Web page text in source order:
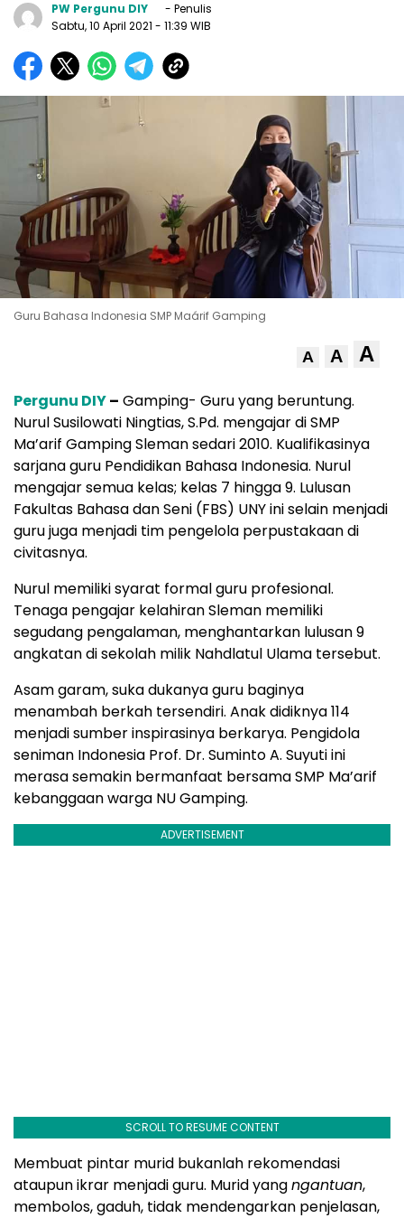
PW Pergunu DIY
- Penulis
Sabtu, 10 April 2021 - 11:39 WIB
Guru Bahasa Indonesia SMP Maárif Gamping
A A A
Pergunu DIY– Gamping- Guru yang beruntung.
Nurul Susilowati Ningtias, S.Pd. mengajar di SMP
Ma’arif Gamping Sleman sedari 2010. Kualifikasinya
sarjana guru Pendidikan Bahasa Indonesia. Nurul
mengajar semua kelas; kelas 7 hingga 9. Lulusan
Fakultas Bahasa dan Seni (FBS) UNY ini selain menjadi
guru juga menjadi tim pengelola perpustakaan di
civitasnya.
Nurul memiliki syarat formal guru profesional.
Tenaga pengajar kelahiran Sleman memiliki
segudang pengalaman, menghantarkan lulusan 9
angkatan di sekolah milik Nahdlatul Ulama tersebut.
Asam garam, suka dukanya guru baginya
menambah berkah tersendiri. Anak didiknya 114
menjadi sumber inspirasinya berkarya. Pengidola
seniman Indonesia Prof. Dr. Suminto A. Suyuti ini
merasa semakin bermanfaat bersama SMP Ma’arif
kebanggaan warga NU Gamping.
ADVERTISEMENT
SCROLL TO RESUME CONTENT
Membuat pintar murid bukanlah rekomendasi
ataupun ikrar menjadi guru. Murid yangngantuan,
membolos, gaduh, tidak mendengarkan penjelasan,